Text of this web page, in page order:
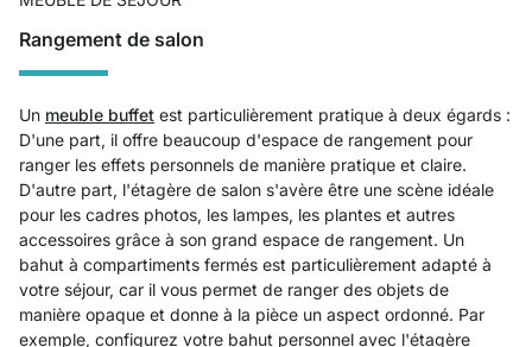
Rangement de salon
Un meuble buffet est particulièrement pratique à deux égards :
D'une part, il offre beaucoup d'espace de rangement pour
ranger les effets personnels de manière pratique et claire.
D'autre part, l'étagère de salon s'avère être une scène idéale
pour les cadres photos, les lampes, les plantes et autres
accessoires grâce à son grand espace de rangement. Un
bahut à compartiments fermés est particulièrement adapté à
votre séjour, car il vous permet de ranger des objets de
manière opaque et donne à la pièce un aspect ordonné. Par
exemple, configurez votre bahut personnel avec l'étagère